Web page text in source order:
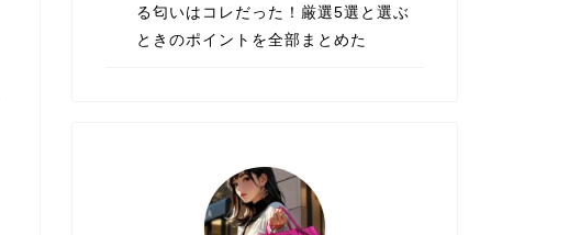
る匂いはコレだった！厳選5選と選ぶ
ときのポイントを全部まとめた